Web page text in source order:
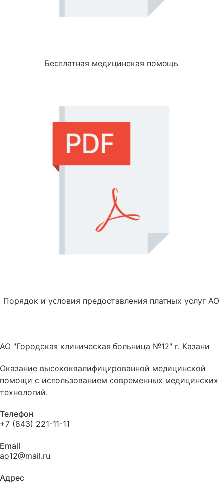
Бесплатная медицинская помощь
Порядок и условия предоставления платных услуг АО
АО "Городская клиническая больница №12" г. Казани
Оказание высококвалифицированной медицинской
помощи с использованием современных медицинских
технологий.
Телефон
+7 (843) 221-11-11
Email
ао12@mail.ru
Адрес